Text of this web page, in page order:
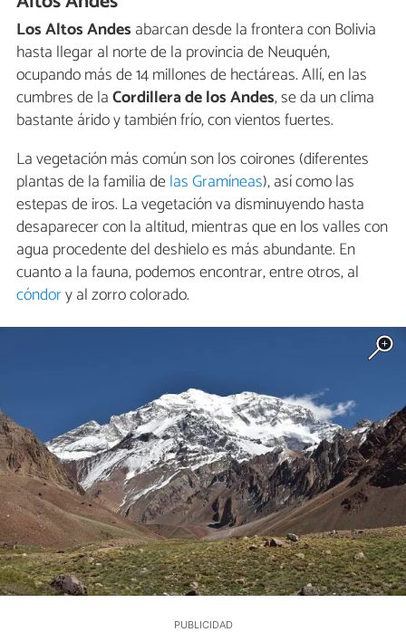
Los Altos Andes abarcan desde la frontera con Bolivia
hasta llegar al norte de la provincia de Neuquén,
ocupando más de 14 millones de hectáreas. Allí, en las
cumbres de laCordillera de los Andes, se da un clima
bastante árido y también frío, con vientos fuertes.
La vegetación más común son los coirones (diferentes
plantas de la familia delas Gramíneas), así como las
estepas de iros. La vegetación va disminuyendo hasta
desaparecer con la altitud, mientras que en los valles con
agua procedente del deshielo es más abundante. En
cuanto a la fauna, podemos encontrar, entre otros, al
cóndory al zorro colorado.